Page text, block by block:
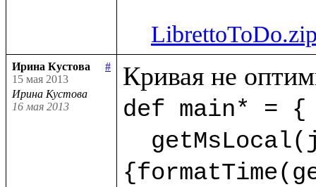
Ирина Кустова
#
15 мая 2013
Ирина Кустова
16 мая 2013
def main* = {